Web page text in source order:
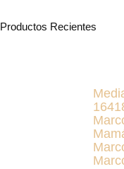
Productos Recientes